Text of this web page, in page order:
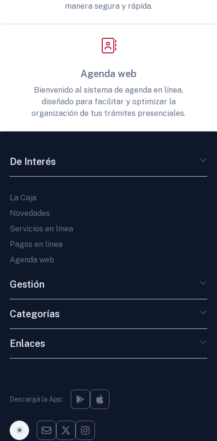
manera segura y rápida.
Agenda web
Bienvenido al sistema de agenda en línea,
diseñado para facilitar y optimizar la
organización de tus trámites presenciales.
De Interés
La Caja
Novedades
Servicios en línea
Pagos en línea
Agenda web
Gestión
Categorías
Enlaces
Descargá la App:
Modo Oscuro